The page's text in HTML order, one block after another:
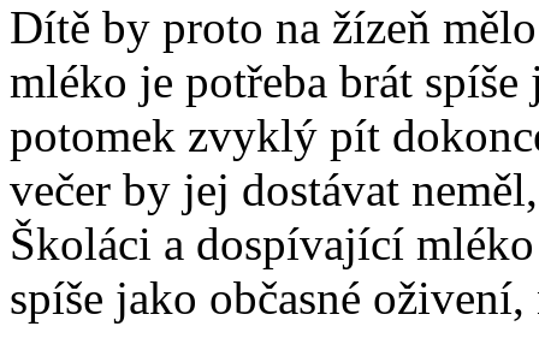
Dítě by proto na žízeň
mléko je potřeba brát
potomek zvyklý pít
večer by jej dostávat
Školáci a dospívající
spíše jako občasné